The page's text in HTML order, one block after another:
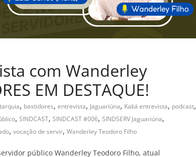
com Wanderley
EM DESTAQUE!
, bastidores, entrevista, Jaguariúna, Kaká entrevista, podcast,
, SINDCAST, SINDCAST #006, SINDSERV Jaguariúna,
, vocação de servir, Wanderley Teodoro Filho
público Wanderley Teodoro Filho, atual